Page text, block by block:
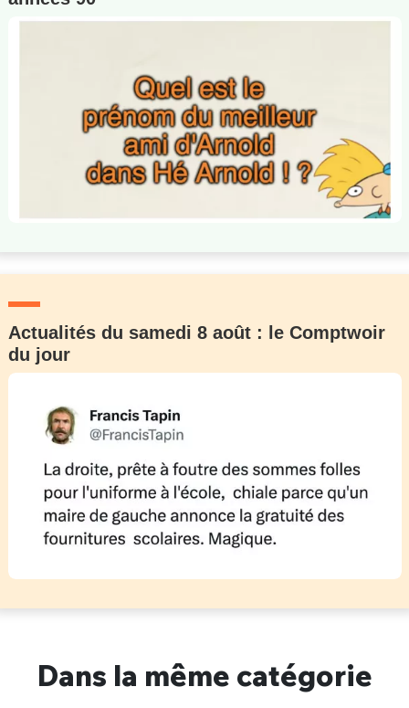
Actualités du samedi 8 août : le Comptwoir
du jour
Dans la même catégorie